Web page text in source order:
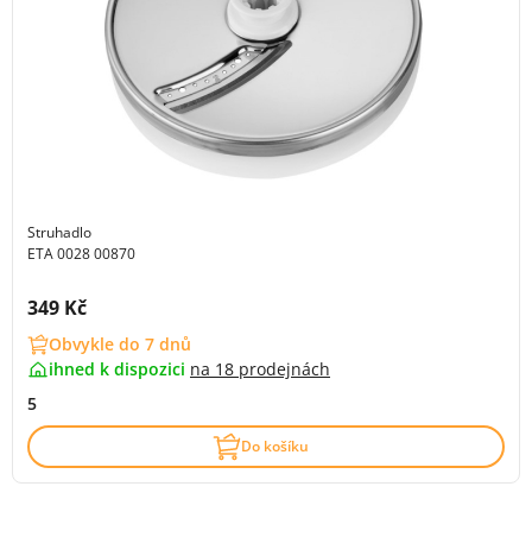
Struhadlo
ETA 0028 00870
Cena s DPH:
349 Kč
Obvykle do 7 dnů
ihned k dispozici na 18 prodejnách
5
Do košíku